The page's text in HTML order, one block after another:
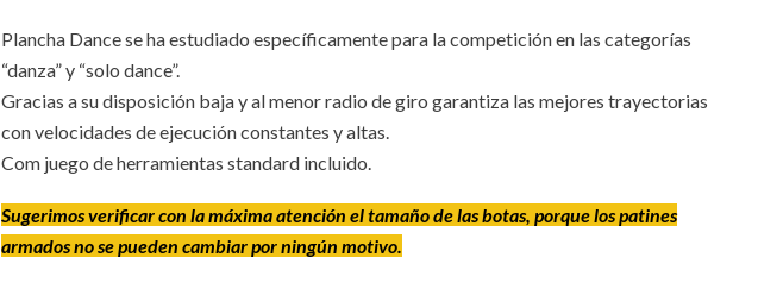
Plancha Dance se ha estudiado específicamente para la competición en las categorías
“danza” y “solo dance”.
Gracias a su disposición baja y al menor radio de giro garantiza las mejores trayectorias
con velocidades de ejecución constantes y altas.
Com juego de herramientas standard incluido.
Sugerimos verificar con la máxima atención el tamaño de las botas, porque los patines
armados no se pueden cambiar por ningún motivo.